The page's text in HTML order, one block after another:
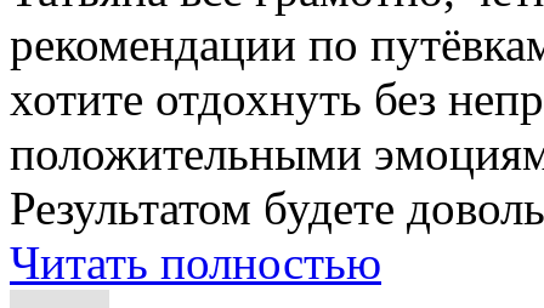
рекомендации по
хотите отдохнуть без
положительными
Результатом будете
Читать полностью